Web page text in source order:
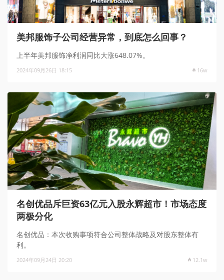
美邦服饰子公司经营异常，到底怎么回事？
上半年美邦服饰净利润同比大涨648.07%。
2024年09月26日 18:15 16w
名创优品斥巨资63亿元入股永辉超市！市场态度
两极分化
名创优品：本次收购事项符合公司整体战略及对股东整体有
利。
2024年09月24日 20:20 12.1w